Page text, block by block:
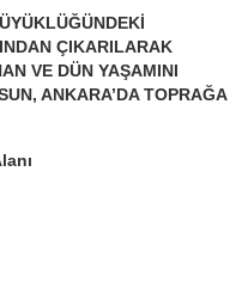
ÇIKARILARAK
VE DÜN YAŞAMINI
ANKARA’DA TOPRAĞA